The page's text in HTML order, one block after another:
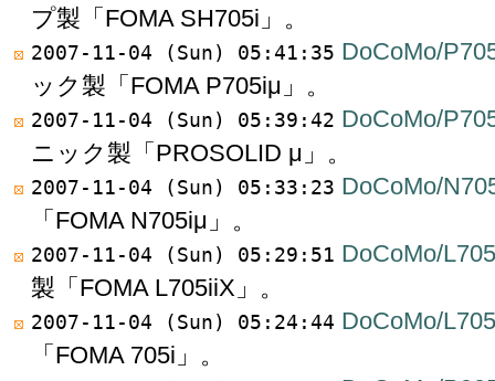
プ製「FOMA SH705i」。
2007-11-04 (Sun) 05:41:35 DoCoMo/
ック製「FOMA P705iμ」。
2007-11-04 (Sun) 05:39:42 DoCoMo/
ニック製「PROSOLID μ」。
2007-11-04 (Sun) 05:33:23 DoCoMo/
「FOMA N705iμ」。
2007-11-04 (Sun) 05:29:51 DoCoMo/
製「FOMA L705iiX」。
2007-11-04 (Sun) 05:24:44 DoCoMo/
「FOMA 705i」。